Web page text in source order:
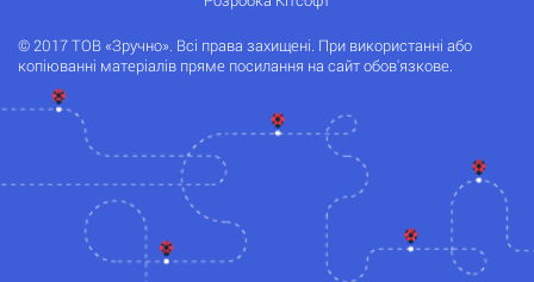
© 2017 ТОВ «Зручно». Всі права захищені. При використанні або
копіюванні матеріалів пряме посилання на сайт обов'язкове.